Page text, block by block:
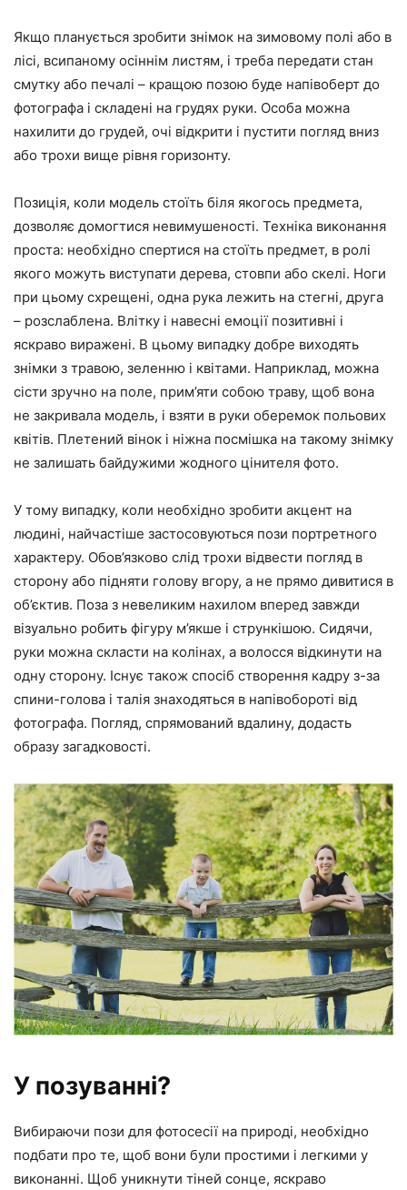
Якщо планується зробити знімок на зимовому полі або в
лісі, всипаному осіннім листям, і треба передати стан
смутку або печалі – кращою позою буде напівоберт до
фотографа і складені на грудях руки. Особа можна
нахилити до грудей, очі відкрити і пустити погляд вниз
або трохи вище рівня горизонту.
Позиція, коли модель стоїть біля якогось предмета,
дозволяє домогтися невимушеності. Техніка виконання
проста: необхідно спертися на стоїть предмет, в ролі
якого можуть виступати дерева, стовпи або скелі. Ноги
при цьому схрещені, одна рука лежить на стегні, друга
– розслаблена. Влітку і навесні емоції позитивні і
яскраво виражені. В цьому випадку добре виходять
знімки з травою, зеленню і квітами. Наприклад, можна
сісти зручно на поле, прим’яти собою траву, щоб вона
не закривала модель, і взяти в руки оберемок польових
квітів. Плетений вінок і ніжна посмішка на такому знімку
не залишать байдужими жодного цінителя фото.
У тому випадку, коли необхідно зробити акцент на
людині, найчастіше застосовуються пози портретного
характеру. Обов’язково слід трохи відвести погляд в
сторону або підняти голову вгору, а не прямо дивитися в
об’єктив. Поза з невеликим нахилом вперед завжди
візуально робить фігуру м’якше і стрункішою. Сидячи,
руки можна скласти на колінах, а волосся відкинути на
одну сторону. Існує також спосіб створення кадру з-за
спини-голова і талія знаходяться в напівобороті від
фотографа. Погляд, спрямований вдалину, додасть
образу загадковості.
У позуванні?
Вибираючи пози для фотосесії на природі, необхідно
подбати про те, щоб вони були простими і легкими у
виконанні. Щоб уникнути тіней сонце, яскраво